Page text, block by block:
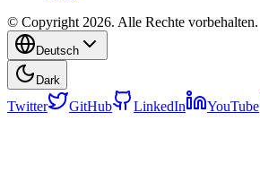
© Copyright 2026. Alle Rechte vorbehalten.
Deutsch
Dark
Twitter GitHub LinkedIn YouTube